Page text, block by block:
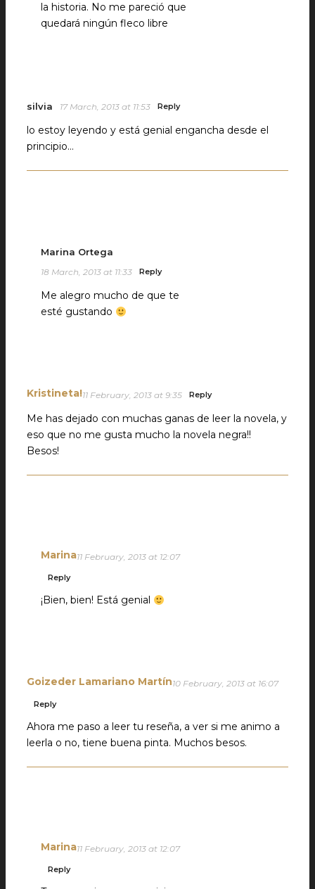
la historia. No me pareció que
quedará ningún fleco libre
silvia 17 March, 2013 at 11:53 Reply
lo estoy leyendo y está genial engancha desde el
principio…
Marina Ortega
18 March, 2013 at 11:33 Reply
Me alegro mucho de que te
esté gustando
Kristineta!11 February, 2013 at 9:35 Reply
Me has dejado con muchas ganas de leer la novela, y
eso que no me gusta mucho la novela negra!!
Besos!
Marina11 February, 2013 at 12:07
Reply
¡Bien, bien! Está genial
Goizeder Lamariano Martín10 February, 2013 at 16:07
Reply
Ahora me paso a leer tu reseña, a ver si me animo a
leerla o no, tiene buena pinta. Muchos besos.
Marina11 February, 2013 at 12:07
Reply